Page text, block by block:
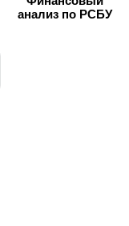
анализ по РСБУ